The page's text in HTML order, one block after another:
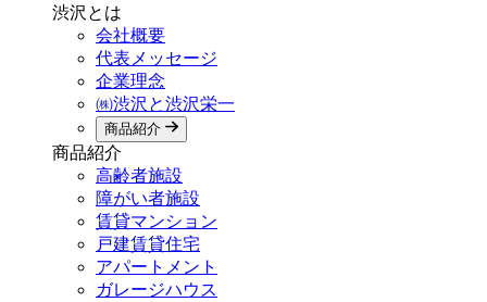
渋沢とは
会社概要
代表メッセージ
企業理念
㈱渋沢と渋沢栄一
商品紹介
商品紹介
高齢者施設
障がい者施設
賃貸マンション
戸建賃貸住宅
アパートメント
ガレージハウス